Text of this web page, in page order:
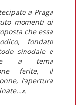
a Praga
momenti di
che essa
fondato
sinodale e
a tema
ferite, il
l’apertura